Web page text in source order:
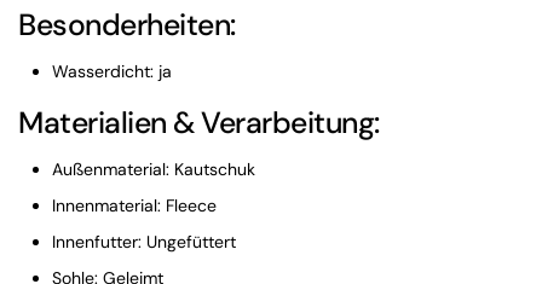
Besonderheiten:
Wasserdicht: ja
Materialien & Verarbeitung:
Außenmaterial: Kautschuk
Innenmaterial: Fleece
Innenfutter: Ungefüttert
Sohle: Geleimt